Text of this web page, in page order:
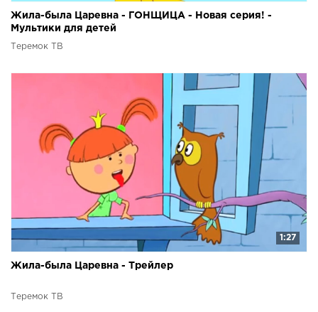
Жила-была Царевна - ГОНЩИЦА - Новая серия! -
Мультики для детей
Теремок ТВ
1:27
Жила-была Царевна - Трейлер
Теремок ТВ